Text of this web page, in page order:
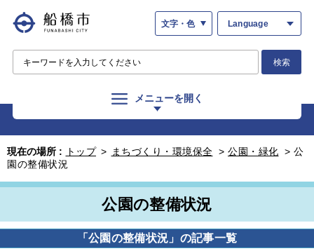
文字・色 Language
検索
メニューを開く
現在の場所 : トップ > まちづくり・環境保全 > 公園・緑化 > 公
園の整備状況
公園の整備状況
「公園の整備状況」の記事一覧